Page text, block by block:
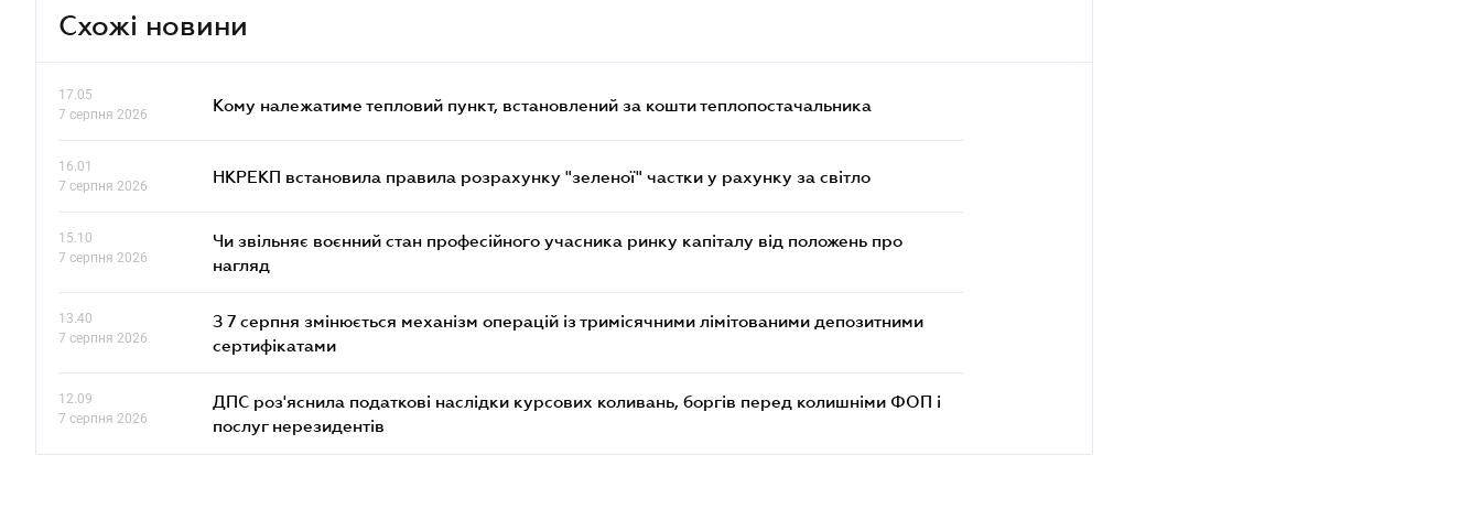
Схожі новини
17.05
7 серпня 2026
Кому належатиме тепловий пункт, встановлений за кошти теплопостачальника
16.01
7 серпня 2026
НКРЕКП встановила правила розрахунку "зеленої" частки у рахунку за світло
15.10
7 серпня 2026
Чи звільняє воєнний стан професійного учасника ринку капіталу від положень про
нагляд
13.40
7 серпня 2026
З 7 серпня змінюється механізм операцій із тримісячними лімітованими депозитними
сертифікатами
12.09
7 серпня 2026
ДПС роз'яснила податкові наслідки курсових коливань, боргів перед колишніми ФОП і
послуг нерезидентів